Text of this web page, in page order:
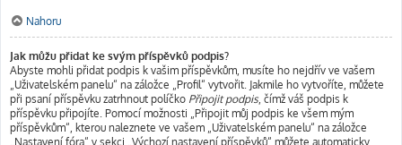
Nahoru
Jak můžu přidat ke svým příspěvků podpis?
Abyste mohli přidat podpis k vašim příspěvkům, musíte ho nejdřív ve vašem
„Uživatelském panelu“ na záložce „Profil“ vytvořit. Jakmile ho vytvoříte, můžete
při psaní příspěvku zatrhnout políčko Připojit podpis, čímž váš podpis k
příspěvku připojíte. Pomocí možnosti „Připojit můj podpis ke všem mým
příspěvkům“, kterou naleznete ve vašem „Uživatelském panelu“ na záložce
„Nastavení fóra“ v sekci „Výchozí nastavení příspěvků“ můžete automaticky